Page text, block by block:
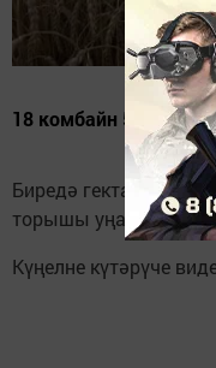
18 комбайн 500
Биредә гектар көче
торышы уңай
Күңелне күтәрүче